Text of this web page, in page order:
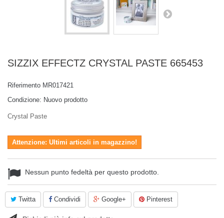
SIZZIX EFFECTZ CRYSTAL PASTE 665453
Riferimento MR017421
Condizione: Nuovo prodotto
Crystal Paste
Attenzione: Ultimi articoli in magazzino!
Nessun punto fedeltà per questo prodotto.
Twitta Condividi Google+ Pinterest